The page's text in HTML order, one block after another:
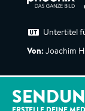
Untertitel
Von: Joachim